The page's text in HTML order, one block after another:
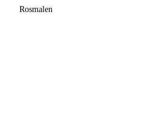
Rosmalen